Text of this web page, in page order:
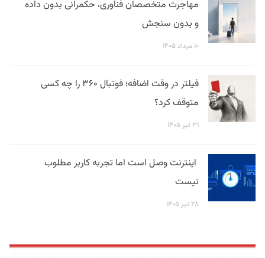
مهاجرت متخصصان فناوری، حکمرانی بدون داده
و بدون سنجش
۱۰ مرداد ۱۴۰۵
فیلتر در وقت اضافه؛ فوتبال ۳۶۰ را چه کسی
متوقف کرد؟
۳۱ تیر ۱۴۰۵
اینترنت وصل است اما تجربه کاربر مطلوب
نیست
۲۸ تیر ۱۴۰۵